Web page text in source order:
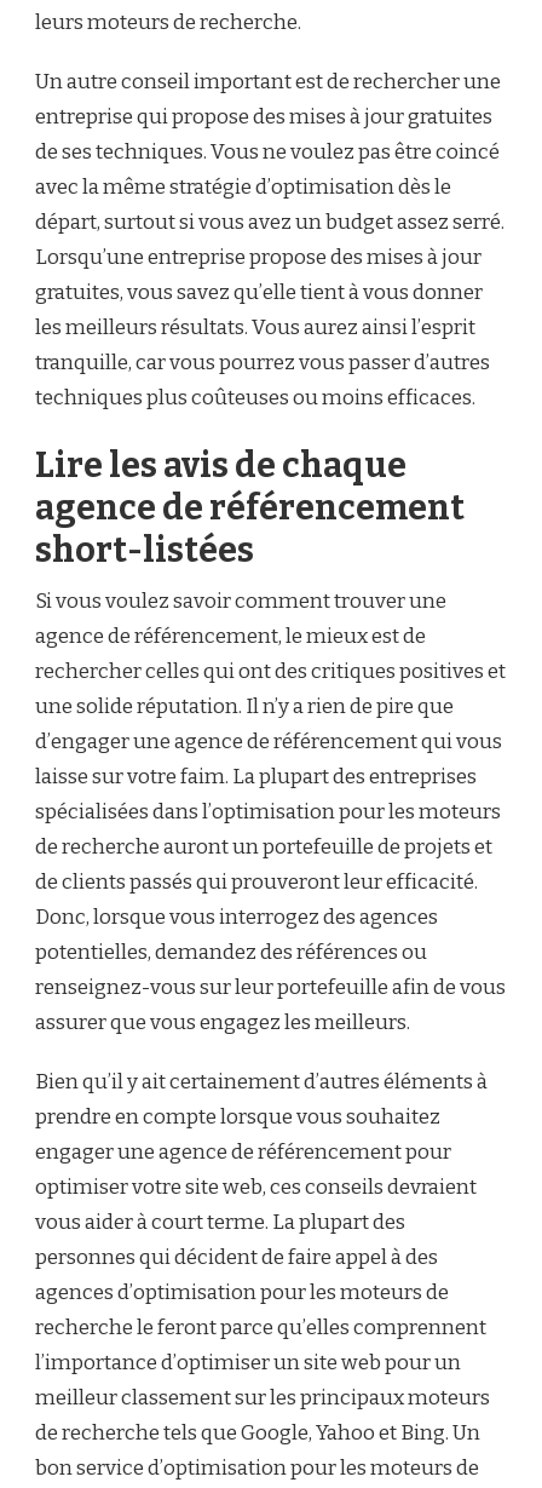
leurs moteurs de recherche.
Un autre conseil important est de rechercher une
entreprise qui propose des mises à jour gratuites
de ses techniques. Vous ne voulez pas être coincé
avec la même stratégie d’optimisation dès le
départ, surtout si vous avez un budget assez serré.
Lorsqu’une entreprise propose des mises à jour
gratuites, vous savez qu’elle tient à vous donner
les meilleurs résultats. Vous aurez ainsi l’esprit
tranquille, car vous pourrez vous passer d’autres
techniques plus coûteuses ou moins efficaces.
Lire les avis de chaque
agence de référencement
short-listées
Si vous voulez savoir comment trouver une
agence de référencement, le mieux est de
rechercher celles qui ont des critiques positives et
une solide réputation. Il n’y a rien de pire que
d’engager une agence de référencement qui vous
laisse sur votre faim. La plupart des entreprises
spécialisées dans l’optimisation pour les moteurs
de recherche auront un portefeuille de projets et
de clients passés qui prouveront leur efficacité.
Donc, lorsque vous interrogez des agences
potentielles, demandez des références ou
renseignez-vous sur leur portefeuille afin de vous
assurer que vous engagez les meilleurs.
Bien qu’il y ait certainement d’autres éléments à
prendre en compte lorsque vous souhaitez
engager une agence de référencement pour
optimiser votre site web, ces conseils devraient
vous aider à court terme. La plupart des
personnes qui décident de faire appel à des
agences d’optimisation pour les moteurs de
recherche le feront parce qu’elles comprennent
l’importance d’optimiser un site web pour un
meilleur classement sur les principaux moteurs
de recherche tels que Google, Yahoo et Bing. Un
bon service d’optimisation pour les moteurs de